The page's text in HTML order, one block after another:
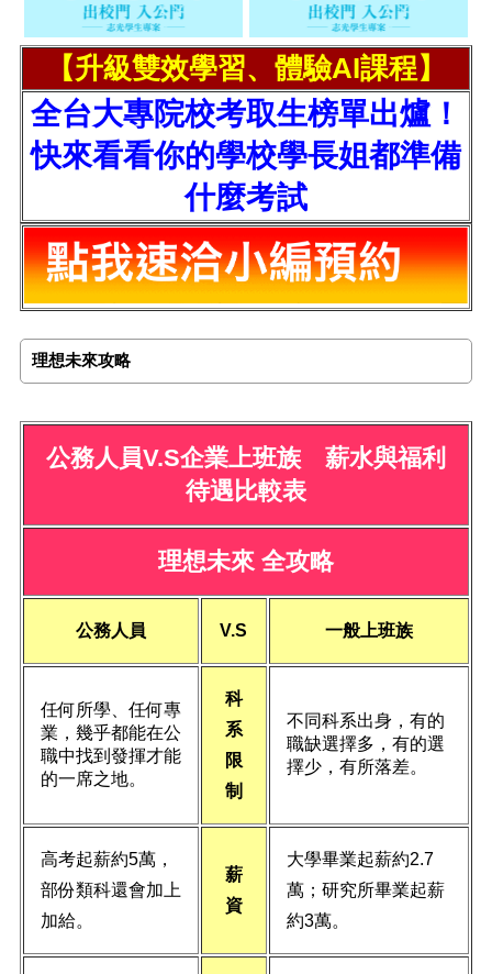
【升級雙效學習、體驗AI課程】
全台大專院校考取生榜單出爐！
快來看看你的學校學長姐都準備
什麼考試
理想未來攻略
公務人員V.S企業上班族 薪水與福利
待遇比較表
理想未來 全攻略
公務人員 V.S 一般上班族
任何所學、任何專
業，幾乎都能在公
職中找到發揮才能
的一席之地。
科
系
限
制
不同科系出身，有的
職缺選擇多，有的選
擇少，有所落差。
高考起薪約5萬，
部份類科還會加上
加給。
薪
資
大學畢業起薪約2.7
萬；研究所畢業起薪
約3萬。